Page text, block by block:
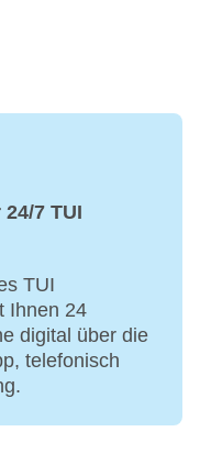
7 TUI
TUI
Ihnen 24
digital über die
telefonisch